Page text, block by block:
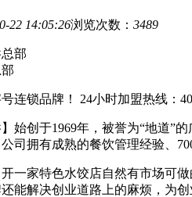
22 14:05:26浏览次数： 3489
连锁品牌！ 24小时加盟热线：
】始创于1969年，被誉为“地道
司拥有成熟的餐饮管理经验、
一家特色水饺店自然有市场可
能解决创业道路上的麻烦，为